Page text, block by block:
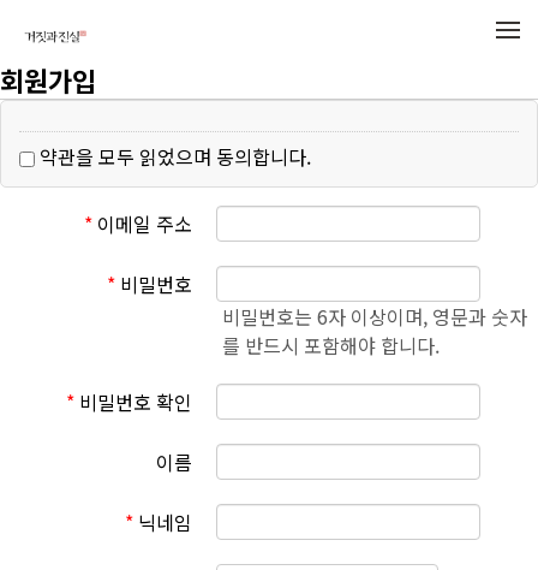
회원가입
약관을 모두 읽었으며 동의합니다.
* 이메일 주소
* 비밀번호
비밀번호는 6자 이상이며, 영문과 숫자
를 반드시 포함해야 합니다.
* 비밀번호 확인
이름
* 닉네임